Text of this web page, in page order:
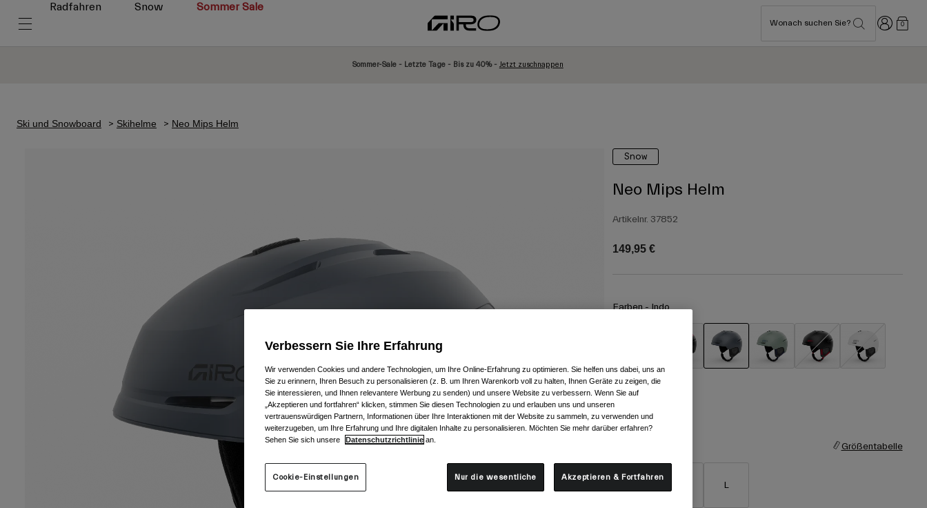
Radfahren Snow Sommer Sale
Wonach suchen Sie? Anmelden
0
Sommer-Sale - Letzte Tage - Bis zu 40% - Jetzt zuschnappen
Ski und Snowboard Skihelme Neo Mips Helm
Snow
Neo Mips Helm
Artikelnr. 37852
149,95 €
Farben -Indo
Größentabelle
L
Verbessern Sie Ihre Erfahrung
Wir verwenden Cookies und andere Technologien, um Ihre Online-Erfahrung zu optimieren. Sie helfen uns dabei, uns an
Sie zu erinnern, Ihren Besuch zu personalisieren (z. B. um Ihren Warenkorb voll zu halten, Ihnen Geräte zu zeigen, die
Sie interessieren, und Ihnen relevantere Werbung zu senden) und unsere Website zu verbessern. Wenn Sie auf
„Akzeptieren und fortfahren“ klicken, stimmen Sie diesen Technologien zu und erlauben uns und unseren
vertrauenswürdigen Partnern, Informationen über Ihre Interaktionen mit der Website zu sammeln, zu verwenden und
weiterzugeben, um Ihre Erfahrung und Ihre digitalen Inhalte zu personalisieren. Möchten Sie mehr darüber erfahren?
Sehen Sie sich unsere
Datenschutzrichtlinie an.
Cookie-Einstellungen Nur die wesentliche Akzeptieren & Fortfahren